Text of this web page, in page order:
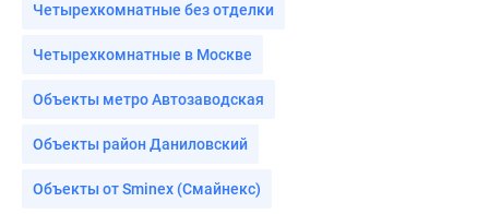
Четырехкомнатные без отделки
Четырехкомнатные в Москве
Объекты метро Автозаводская
Объекты район Даниловский
Объекты от Sminex (Смайнекс)